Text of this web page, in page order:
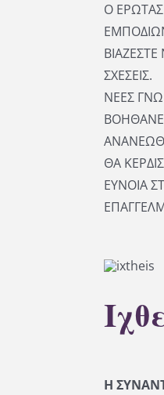
Ο
ΣΧΕΣΕΙΣ.
ΝΕΕΣ
ΘΑ
ΕΥΝΟΙΑ
Η